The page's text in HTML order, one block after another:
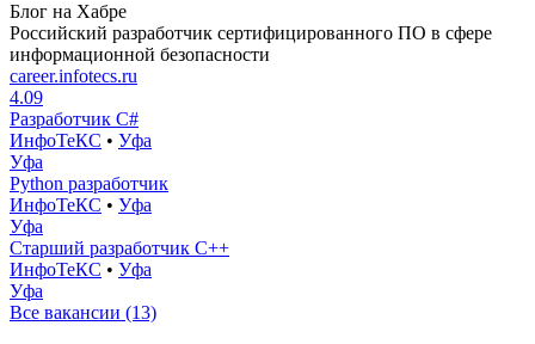
Блог на Хабре
Российский разработчик сертифицированного ПО в сфере
информационной безопасности
career.infotecs.ru
4.09
Разработчик C#
ИнфоТеКС • Уфа
Уфа
Python разработчик
ИнфоТеКС • Уфа
Уфа
Старший разработчик С++
ИнфоТеКС • Уфа
Уфа
Все вакансии (13)